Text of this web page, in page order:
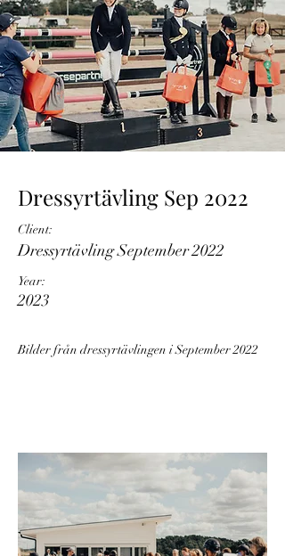
Dressyrtävling Sep 2022
Client:
Dressyrtävling September 2022
Year:
2023
Bilder från dressyrtävlingen i September 2022